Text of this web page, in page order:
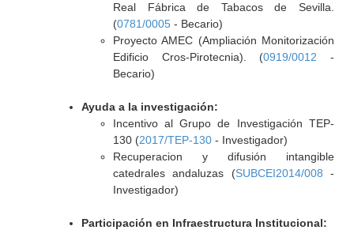
Real Fábrica de Tabacos de Sevilla.
(0781/0005- Becario)
Proyecto AMEC (Ampliación Monitorización
Edificio Cros-Pirotecnia). (0919/0012 -
Becario)
Ayuda a la investigación:
Incentivo al Grupo de Investigación TEP-
130 (2017/TEP-130- Investigador)
Recuperacion y difusión intangible
catedrales andaluzas (SUBCEI2014/008 -
Investigador)
Participación en Infraestructura Institucional: